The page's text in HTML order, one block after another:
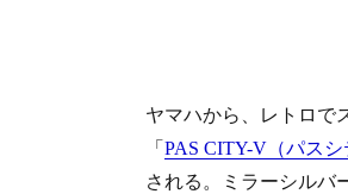
ヤマハから、レトロで
「 PAS CITY-V（パスシ
される。ミラーシルバ